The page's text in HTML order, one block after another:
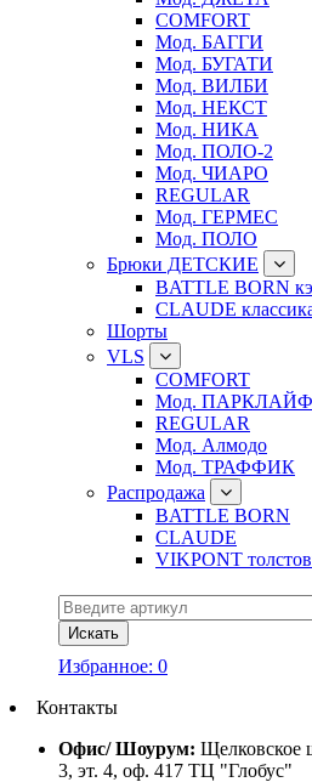
COMFORT
Мод. БАГГИ
Мод. БУГАТИ
Мод. ВИЛБИ
Мод. НЕКСТ
Мод. НИКА
Мод. ПОЛО-2
Мод. ЧИАРО
REGULAR
Мод. ГЕРМЕС
Мод. ПОЛО
Брюки ДЕТСКИЕ
BATTLE BORN
CLAUDE
Шорты
VLS
COMFORT
Мод. ПАРКЛАЙФ
REGULAR
Мод. Алмодо
Мод. ТРАФФИК
Распродажа
BATTLE BORN
CLAUDE
VIKPONT
Избранное: 0
Контакты
Офис/ Шоурум: Щелковское
3, эт. 4, оф. 417 ТЦ "Глобус"